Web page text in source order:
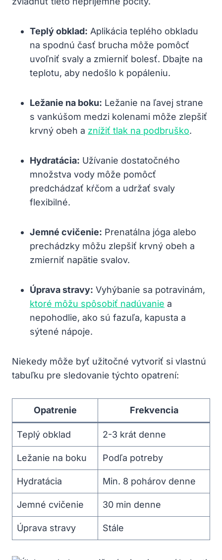
Teplý obklad: Aplikácia teplého obkladu
na spodnú časť brucha môže pomôcť
uvoľniť svaly a zmierniť bolesť. Dbajte na
teplotu, aby nedošlo k popáleniu.
Ležanie na boku: Ležanie na ľavej strane
s vankúšom medzi kolenami môže zlepšiť
krvný obeh a znížiť tlak na podbruško.
Hydratácia: Užívanie dostatočného
množstva vody môže pomôcť
predchádzať kŕčom a udržať svaly
flexibilné.
Jemné cvičenie: Prenatálna jóga alebo
prechádzky môžu zlepšiť krvný obeh a
zmierniť napätie svalov.
Úprava stravy: Vyhýbanie sa potravinám,
ktoré môžu spôsobiť nadúvanie a
nepohodlie, ako sú fazuľa, kapusta a
sýtené nápoje.
Niekedy môže byť užitočné vytvoriť si vlastnú
tabuľku pre sledovanie týchto opatrení:
Opatrenie Frekvencia
Teplý obklad 2-3 krát denne
Ležanie na boku Podľa potreby
Hydratácia Min. 8 pohárov denne
Jemné cvičenie 30 min denne
Úprava stravy Stále